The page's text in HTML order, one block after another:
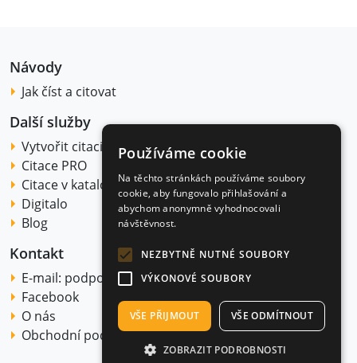
Návody
Jak číst a citovat
Další služby
Vytvořit citaci
Citace PRO
Citace v katalogu
Digitalo
Blog
Kontakt
E-mail: podpora@citace.com
Facebook
O nás
Obchodní podmínky
Používáme cookie
Na těchto stránkách používáme soubory
cookie, aby fungovalo přihlašování a
abychom anonymně vyhodnocovali
návštěvnost.
NEZBYTNĚ NUTNÉ SOUBORY
VÝKONOVÉ SOUBORY
VŠE PŘIJMOUT VŠE ODMÍTNOUT
ZOBRAZIT PODROBNOSTI